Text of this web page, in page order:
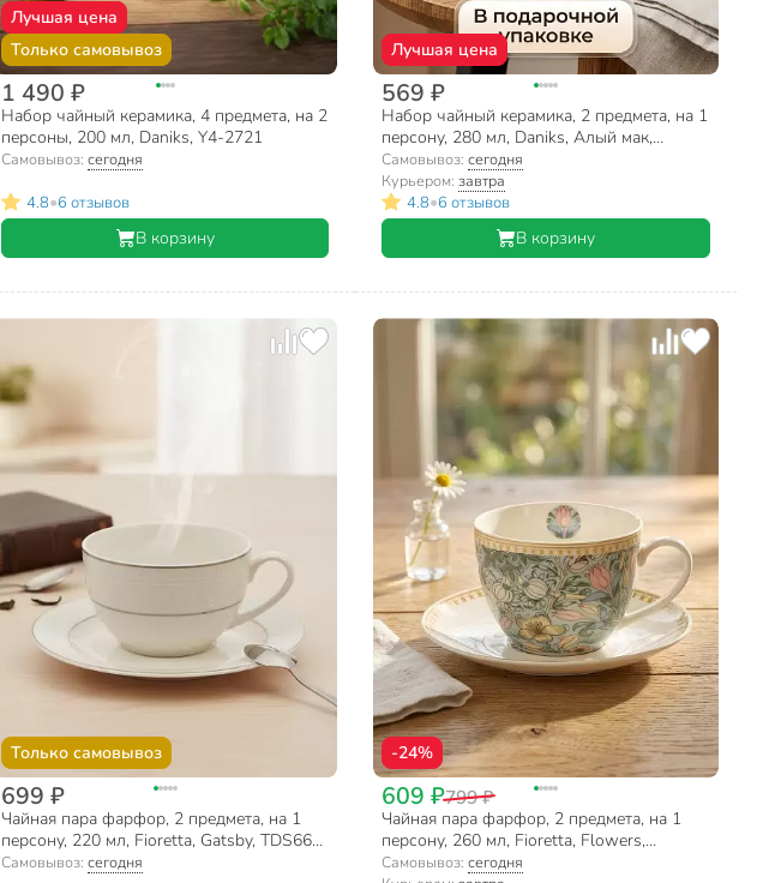
Лучшая цена
Только самовывоз
1 490 ₽
Набор чайный керамика, 4 предмета, на 2
персоны, 200 мл, Daniks, Y4-2721
Самовывоз: сегодня
4.8•6 отзывов
В корзину
Лучшая цена
569 ₽
Набор чайный керамика, 2 предмета, на 1
персону, 280 мл, Daniks, Алый мак,
подарочная упаковка
Самовывоз:сегодня
Курьером:завтра
4.8•6 отзывов
В корзину
Только самовывоз
699 ₽
Чайная пара фарфор, 2 предмета, на 1
персону, 220 мл, Fioretta, Gatsby, TDS665,
подарочная упаковка
Самовывоз: сегодня
-24%
609 ₽799 ₽
Чайная пара фарфор, 2 предмета, на 1
персону, 260 мл, Fioretta, Flowers,
TDS584, подарочная упаковка
Самовывоз:сегодня